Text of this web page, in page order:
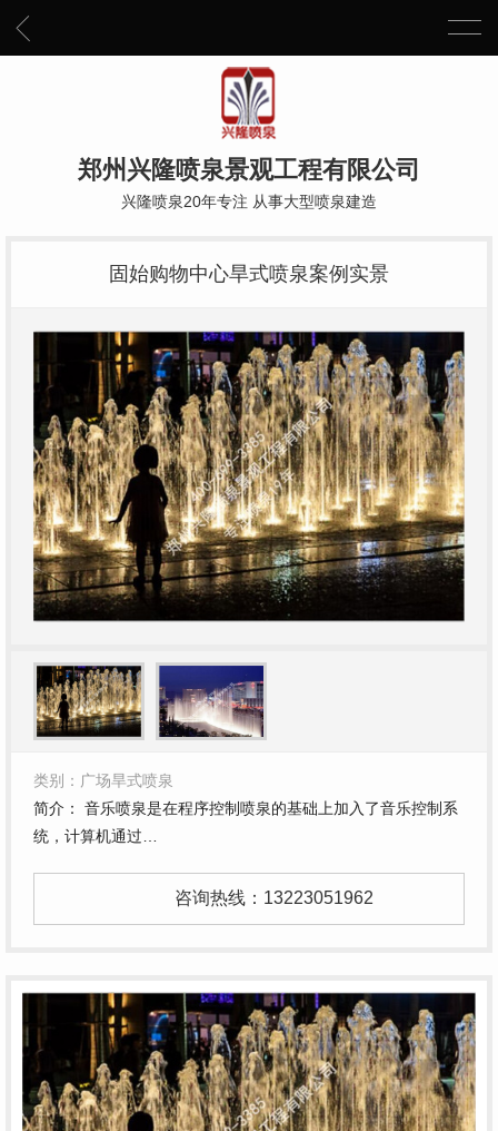
郑州兴隆喷泉景观工程有限公司
兴隆喷泉20年专注 从事大型喷泉建造
固始购物中心旱式喷泉案例实景
类别：广场旱式喷泉
简介： 音乐喷泉是在程序控制喷泉的基础上加入了音乐控制系
统，计算机通过…
咨询热线： 13223051962